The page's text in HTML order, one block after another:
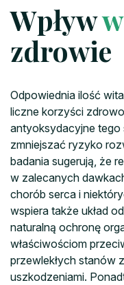
Wpływ
zdrowie
Odpowiednia ilość
liczne korzyści
antyoksydacyjne tego
zmniejszać ryzyko
badania sugerują, że
w zalecanych
chorób serca i
wspiera także układ
naturalną ochronę
właściwościom
przewlekłych stanów
uszkodzeniami.